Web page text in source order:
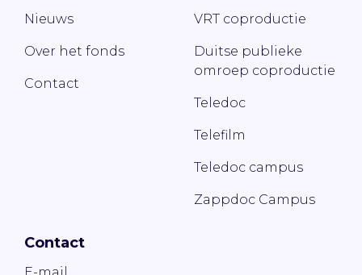
Nieuws
Over het fonds
Contact
VRT coproductie
Duitse publieke
omroep coproductie
Teledoc
Telefilm
Teledoc campus
Zappdoc Campus
Contact